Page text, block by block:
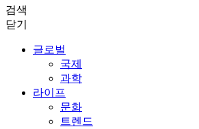
검색
닫기
글로벌
국제
과학
라이프
문화
트렌드